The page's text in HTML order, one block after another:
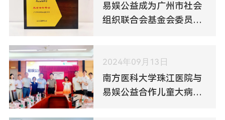
易娱公益成为广州市社会
组织联合会基金会委员会
2024年09月13日
南方医科大学珠江医院与
易娱公益合作儿童大病救